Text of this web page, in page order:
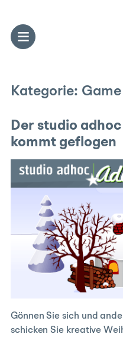
Kategorie: Game
Der studio
kommt geflogen
Gönnen Sie sich und
schicken Sie kreative